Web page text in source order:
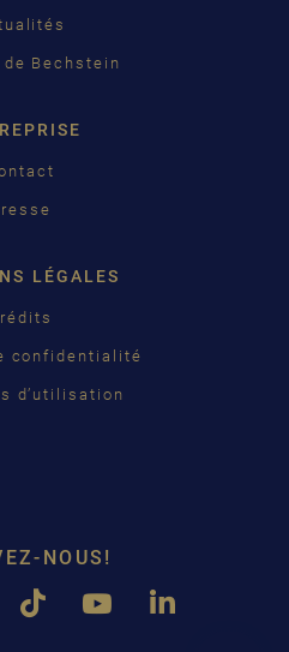
Bechstein
LÉGALES
confidentialité
d’utilisation
NOUS!